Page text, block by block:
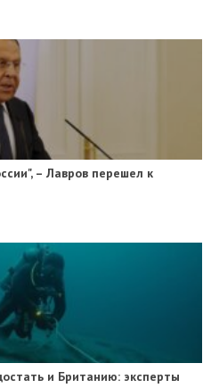
– Лавров перешел к
и Британию: эксперты